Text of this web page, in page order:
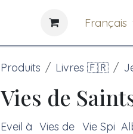
Français
Produits Livres 🇫🇷
Vies de
Eveil à Vies de Vie Spi